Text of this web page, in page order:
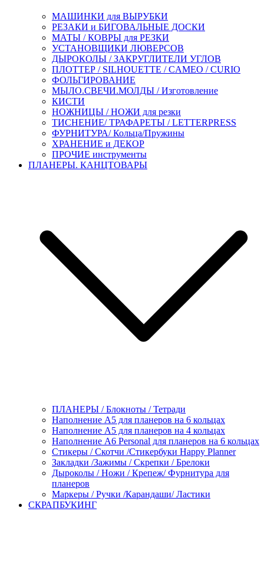
МАШИНКИ для ВЫРУБКИ
РЕЗАКИ и БИГОВАЛЬНЫЕ ДОСКИ
МАТЫ / КОВРЫ для РЕЗКИ
УСТАНОВЩИКИ ЛЮВЕРСОВ
ДЫРОКОЛЫ / ЗАКРУГЛИТЕЛИ УГЛОВ
ПЛОТТЕР / SILHOUETTE / CAMEO / CURIO
ФОЛЬГИРОВАНИЕ
МЫЛО.СВЕЧИ.МОЛДЫ / Изготовление
КИСТИ
НОЖНИЦЫ / НОЖИ для резки
ТИСНЕНИЕ/ ТРАФАРЕТЫ / LETTERPRESS
ФУРНИТУРА/ Кольца/Пружины
ХРАНЕНИЕ и ДЕКОР
ПРОЧИЕ инструменты
ПЛАНЕРЫ. КАНЦТОВАРЫ
ПЛАНЕРЫ / Блокноты / Тетради
Наполнение А5 для планеров на 6 кольцах
Наполнение А5 для планеров на 4 кольцах
Наполнение А6 Personal для планеров на 6 кольцах
Стикеры / Скотчи /Стикербуки Happy Planner
Закладки /Зажимы / Скрепки / Брелоки
Дыроколы / Ножи / Крепеж/ Фурнитура для
планеров
Маркеры / Ручки /Карандаши/ Ластики
СКРАПБУКИНГ